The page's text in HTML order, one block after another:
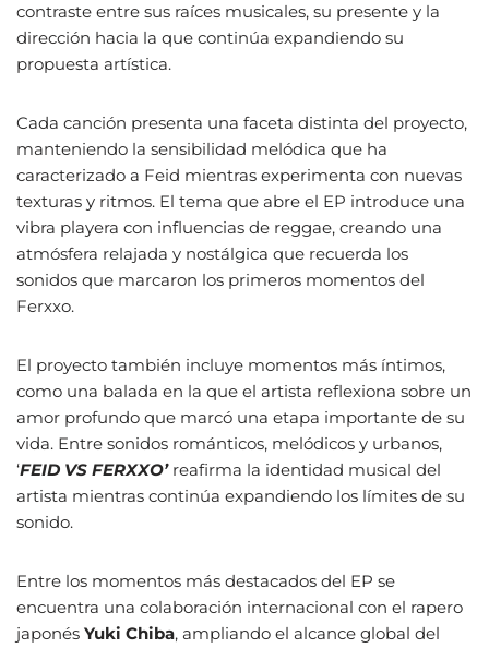
contraste entre sus raíces musicales, su presente y la
dirección hacia la que continúa expandiendo su
propuesta artística.
Cada canción presenta una faceta distinta del proyecto,
manteniendo la sensibilidad melódica que ha
caracterizado a Feid mientras experimenta con nuevas
texturas y ritmos. El tema que abre el EP introduce una
vibra playera con influencias de reggae, creando una
atmósfera relajada y nostálgica que recuerda los
sonidos que marcaron los primeros momentos del
Ferxxo.
El proyecto también incluye momentos más íntimos,
como una balada en la que el artista reflexiona sobre un
amor profundo que marcó una etapa importante de su
vida. Entre sonidos románticos, melódicos y urbanos,
‘FEID VS FERXXO’ reafirma la identidad musical del
artista mientras continúa expandiendo los límites de su
sonido.
Entre los momentos más destacados del EP se
encuentra una colaboración internacional con el rapero
japonés Yuki Chiba, ampliando el alcance global del